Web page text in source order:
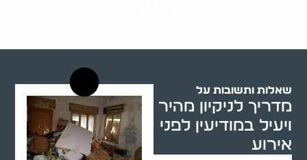
שאלות ותשובות על
מדריך לניקיון מהיר
ויעיל במודיעין לפני
אירוע